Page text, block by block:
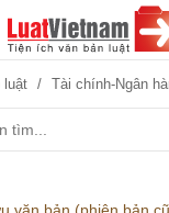
luật Tài chính-Ngân